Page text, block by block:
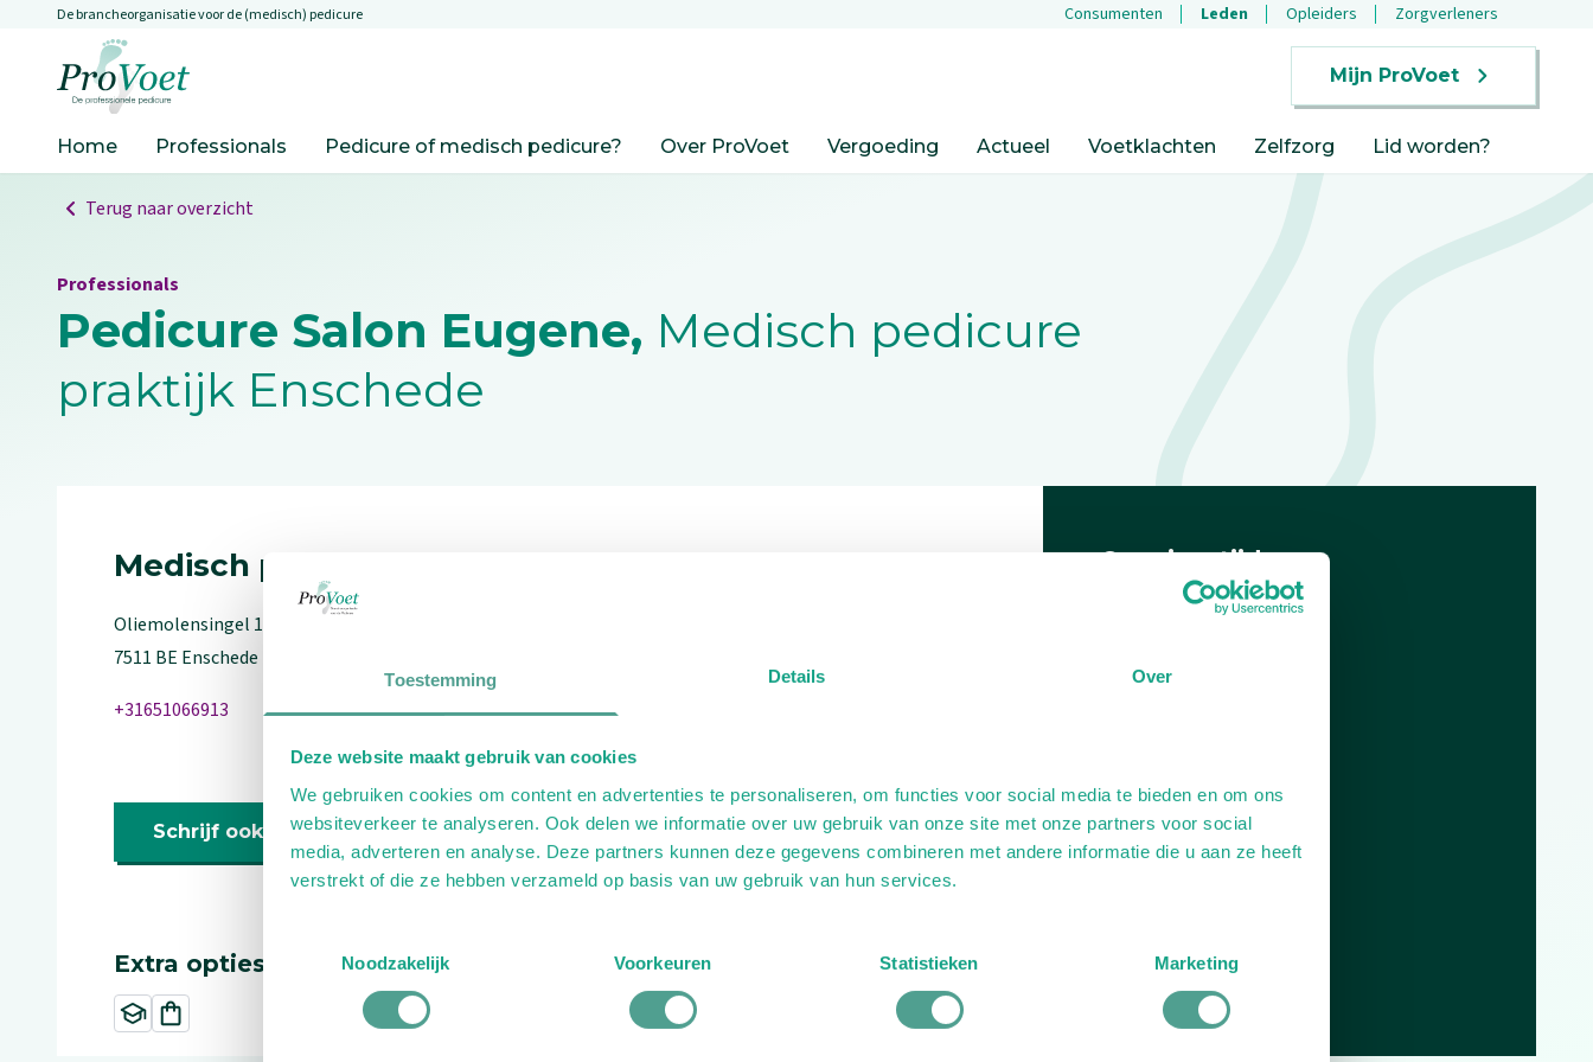
Toestemming Details Over
Deze website maakt gebruik van cookies
We gebruiken cookies om content en advertenties te personaliseren, om functies voor social media te bieden en om ons
websiteverkeer te analyseren. Ook delen we informatie over uw gebruik van onze site met onze partners voor social
media, adverteren en analyse. Deze partners kunnen deze gegevens combineren met andere informatie die u aan ze heeft
verstrekt of die ze hebben verzameld op basis van uw gebruik van hun services.
Noodzakelijk
Voorkeuren Statistieken Marketing
Overslaan en naar de inhoud gaan
De brancheorganisatie voor de (medisch) pedicure Consumenten Leden Opleiders Zorgverleners
Mijn ProVoet
Home Professionals Pedicure of medisch pedicure? Over ProVoet Vergoeding Actueel Voetklachten Zelfzorg Lid worden?
Terug naar overzicht
Professionals
Pedicure Salon Eugene, Medisch pedicure
praktijk Enschede
Medisch pedicure
Oliemolensingel 102
7511 BE Enschede
+31651066913
Schrijf ook een review
Extra opties
Openingstijden
Plan je route